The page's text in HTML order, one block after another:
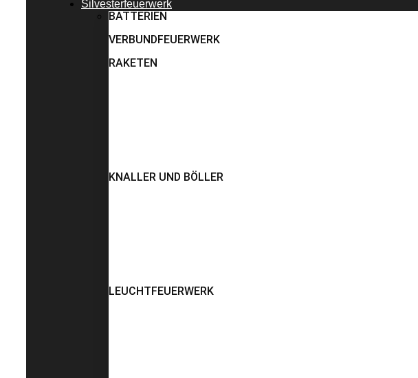
Silvesterfeuerwerk
BATTERIEN
VERBUNDFEUERWERK
RAKETEN
KNALLER UND BÖLLER
LEUCHTFEUERWERK